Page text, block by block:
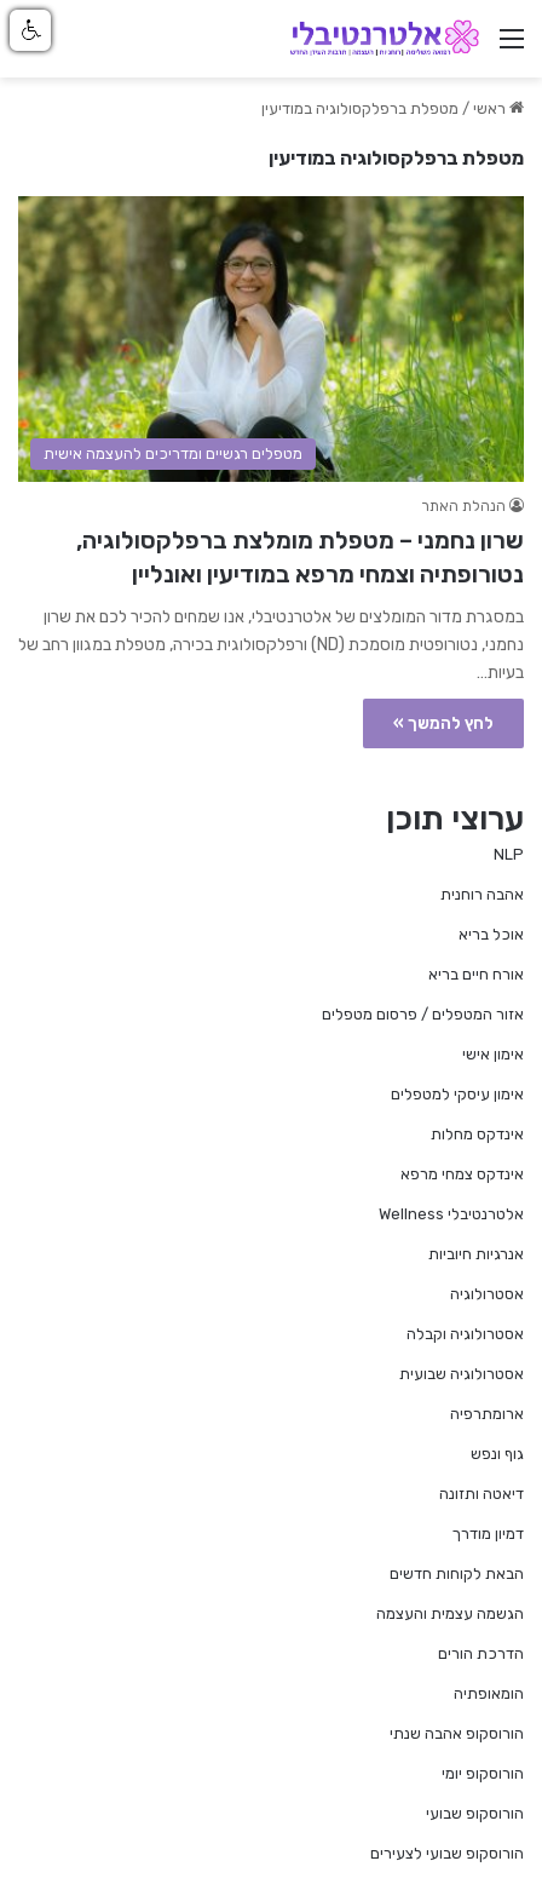
ניווט באתר
ראשי / מטפלת ברפלקסולוגיה במודיעין
מטפלת ברפלקסולוגיה במודיעין
מטפלים רגשיים ומדריכים להעצמה אישית
הנהלת האתר
שרון נחמני – מטפלת מומלצת ברפלקסולוגיה,
נטורופתיה וצמחי מרפא במודיעין ואונליין
במסגרת מדור המומלצים של אלטרנטיבלי, אנו שמחים להכיר לכם את שרון
נחמני, נטורופטית מוסמכת (ND) ורפלקסולוגית בכירה, מטפלת במגוון רחב של
בעיות…
לחץ להמשך »
ערוצי תוכן
NLP
אהבה רוחנית
אוכל בריא
אורח חיים בריא
אזור המטפלים / פרסום מטפלים
אימון אישי
אימון עיסקי למטפלים
אינדקס מחלות
אינדקס צמחי מרפא
אלטרנטיבלי Wellness
אנרגיות חיוביות
אסטרולוגיה
אסטרולוגיה וקבלה
אסטרולוגיה שבועית
ארומתרפיה
גוף ונפש
דיאטה ותזונה
דמיון מודרך
הבאת לקוחות חדשים
הגשמה עצמית והעצמה
הדרכת הורים
הומאופתיה
הורוסקופ אהבה שנתי
הורוסקופ יומי
הורוסקופ שבועי
הורוסקופ שבועי לצעירים